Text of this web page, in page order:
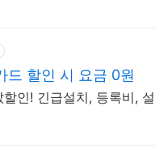
드 할인 시 요금 0원
인! 긴급설치, 등록비,